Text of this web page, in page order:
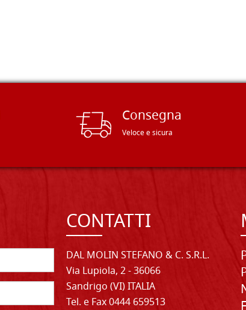
Consegna
Veloce e sicura
CONTATTI
DAL MOLIN STEFANO & C. S.R.L.
Via Lupiola, 2 - 36066
Sandrigo (VI) ITALIA
Tel. e Fax 0444 659513